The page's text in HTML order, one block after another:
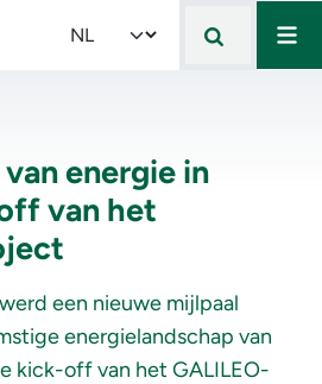
Select your language
energie in
van het
een nieuwe mijlpaal
energielandschap van
kick-off van het GALILEO-